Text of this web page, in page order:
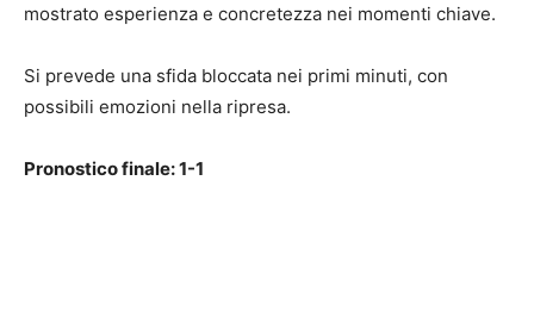
mostrato esperienza e concretezza nei momenti chiave.
Si prevede una sfida bloccata nei primi minuti, con
possibili emozioni nella ripresa.
Pronostico finale: 1-1